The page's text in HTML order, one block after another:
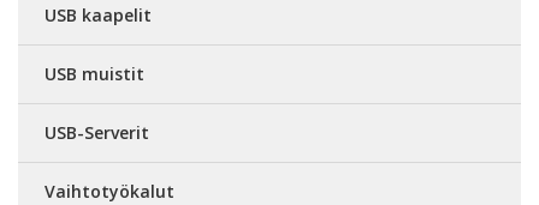
USB kaapelit
USB muistit
USB-Serverit
Vaihtotyökalut